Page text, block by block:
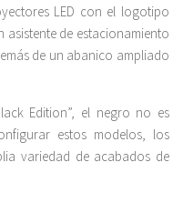
LED con el logotipo
asistente de estacionamiento
de un abanico ampliado
Edition”, el negro no es
estos modelos, los
variedad de acabados de